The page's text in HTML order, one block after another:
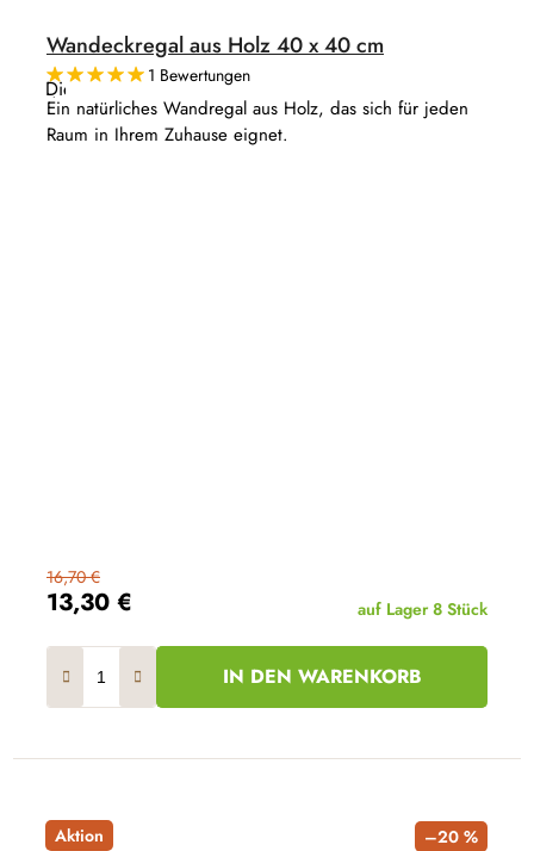
Wandeckregal aus Holz 40 x 40 cm
Die
durchschnittliche
Produktbewertung
ist
1 Bewertungen
13,30 €
16,70 €
auf Lager 8 Stück
IN DEN WARENKORB
Ein natürliches Wandregal aus Holz, das sich für jeden
Raum in Ihrem Zuhause eignet.
Aktion –20 %